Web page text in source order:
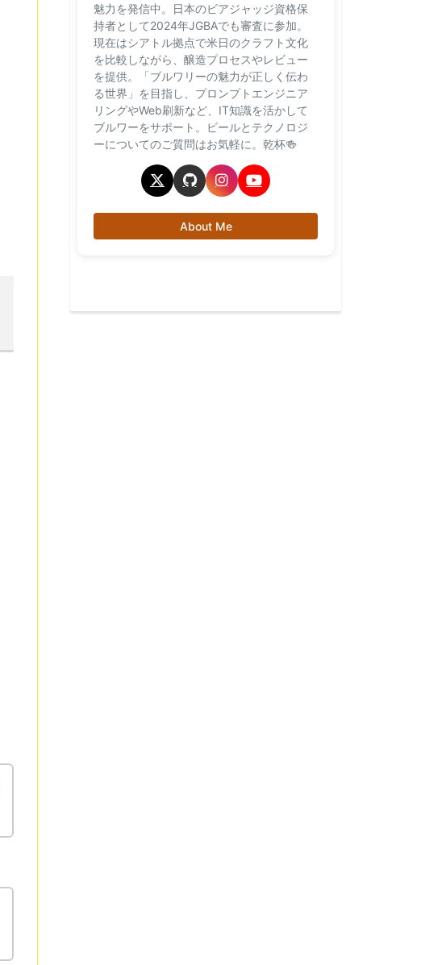
魅力を発信中。日本のビアジャッジ資格保
持者として2024年JGBAでも審査に参加。
現在はシアトル拠点で米日のクラフト文化
を比較しながら、醸造プロセスやレビュー
を提供。「ブルワリーの魅力が正しく伝わ
る世界」を目指し、プロンプトエンジニア
リングやWeb刷新など、IT知識を活かして
ブルワーをサポート。ビールとテクノロジ
ーについてのご質問はお気軽に。乾杯🍻
About Me